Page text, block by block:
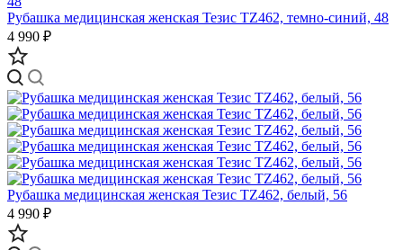
Рубашка медицинская женская Тезис TZ462, темно-синий, 48
4 990 ₽
Рубашка медицинская женская Тезис TZ462, белый, 56
4 990 ₽